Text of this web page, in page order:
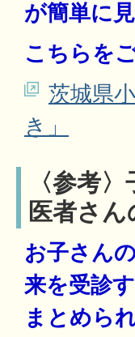
が簡単に
こちらを
茨城県
き」
〈参考
医者さん
お子さん
来を受診
まとめら